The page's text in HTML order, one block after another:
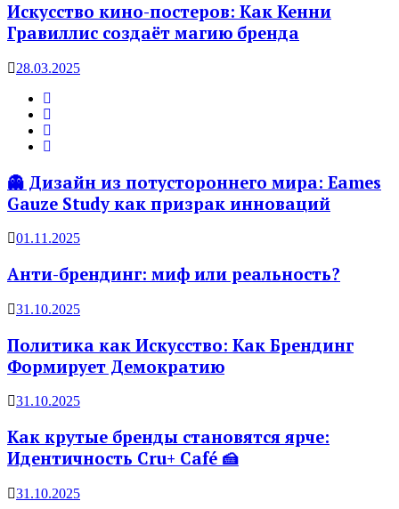
Искусство кино-постеров: Как Кенни
Гравиллис создаёт магию бренда
28.03.2025
👻 Дизайн из потустороннего мира: Eames
Gauze Study как призрак инноваций
01.11.2025
Анти-брендинг: миф или реальность?
31.10.2025
Политика как Искусство: Как Брендинг
Формирует Демократию
31.10.2025
Как крутые бренды становятся ярче:
Идентичность Cru+ Café 🍰
31.10.2025